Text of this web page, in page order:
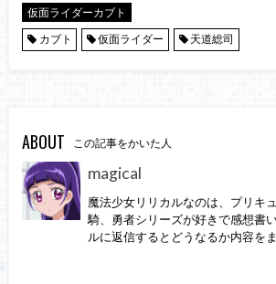
仮面ライダーカブト
カブト
仮面ライダー 天道総司
ABOUT この記事をかいた人
magical
魔法少女リリカルなのは、プリキ
騎、勇者シリーズが好きで感想書
ルに返信するとどうなるか内容を